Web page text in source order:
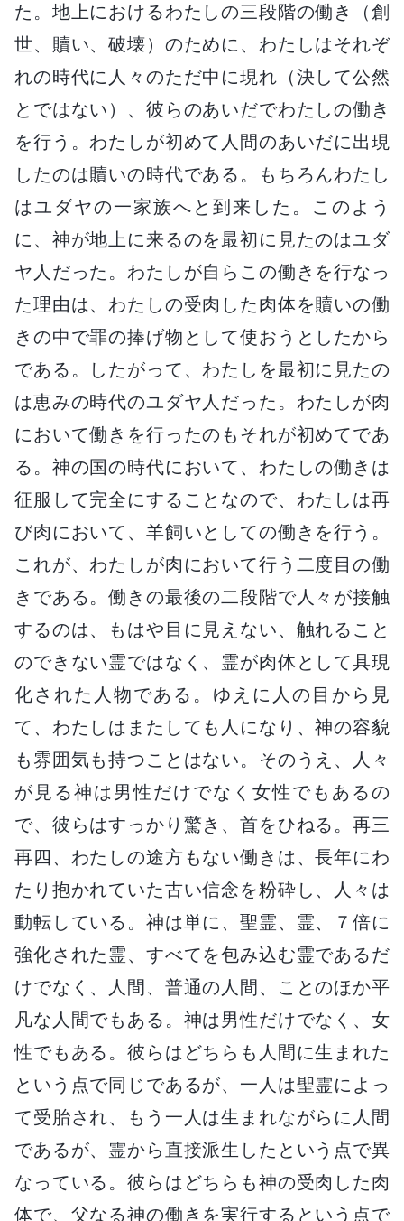
た。地上におけるわたしの三段階の働き（創
世、贖い、破壊）のために、わたしはそれぞ
れの時代に人々のただ中に現れ（決して公然
とではない）、彼らのあいだでわたしの働き
を行う。わたしが初めて人間のあいだに出現
したのは贖いの時代である。もちろんわたし
はユダヤの一家族へと到来した。このよう
に、神が地上に来るのを最初に見たのはユダ
ヤ人だった。わたしが自らこの働きを行なっ
た理由は、わたしの受肉した肉体を贖いの働
きの中で罪の捧げ物として使おうとしたから
である。したがって、わたしを最初に見たの
は恵みの時代のユダヤ人だった。わたしが肉
において働きを行ったのもそれが初めてであ
る。神の国の時代において、わたしの働きは
征服して完全にすることなので、わたしは再
び肉において、羊飼いとしての働きを行う。
これが、わたしが肉において行う二度目の働
きである。働きの最後の二段階で人々が接触
するのは、もはや目に見えない、触れること
のできない霊ではなく、霊が肉体として具現
化された人物である。ゆえに人の目から見
て、わたしはまたしても人になり、神の容貌
も雰囲気も持つことはない。そのうえ、人々
が見る神は男性だけでなく女性でもあるの
で、彼らはすっかり驚き、首をひねる。再三
再四、わたしの途方もない働きは、長年にわ
たり抱かれていた古い信念を粉砕し、人々は
動転している。神は単に、聖霊、霊、７倍に
強化された霊、すべてを包み込む霊であるだ
けでなく、人間、普通の人間、ことのほか平
凡な人間でもある。神は男性だけでなく、女
性でもある。彼らはどちらも人間に生まれた
という点で同じであるが、一人は聖霊によっ
て受胎され、もう一人は生まれながらに人間
であるが、霊から直接派生したという点で異
なっている。彼らはどちらも神の受肉した肉
体で、父なる神の働きを実行するという点で